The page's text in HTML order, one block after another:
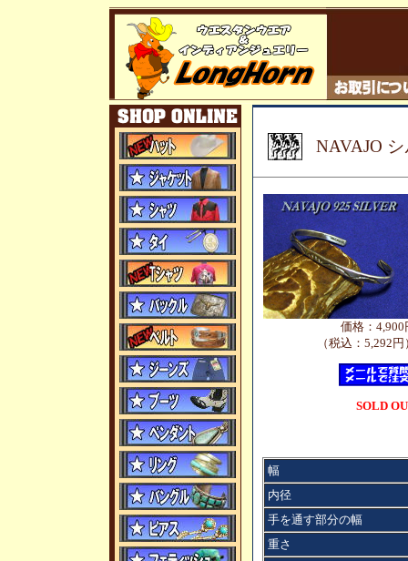
NAVAJO
価格：4,900
（税込：5,292円
SOLD
幅
内径
手を通す部分の幅
重さ